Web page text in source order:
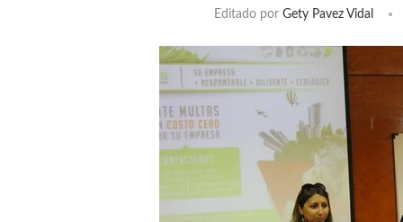
Editado por Gety Pavez Vidal